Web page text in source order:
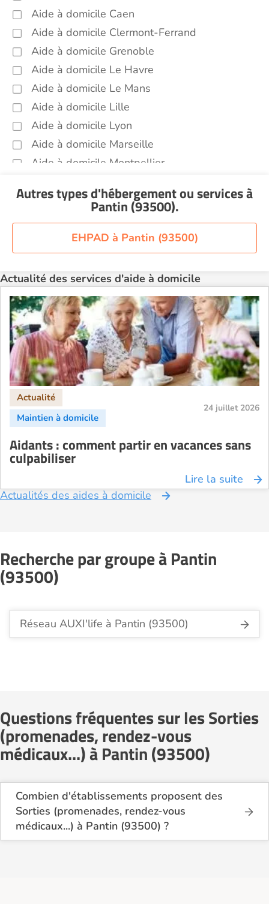
Autres aides à domicile Pantin (93500)
Voir toutes les aides à domicile à Pantin (93500)
Aide à domicile Caen
Aide à domicile Clermont-Ferrand
Aide à domicile Grenoble
Aide à domicile Le Havre
Aide à domicile Le Mans
Aide à domicile Lille
Aide à domicile Lyon
Aide à domicile Marseille
Aide à domicile Montpellier
Aide à domicile Nice
Aide à domicile Orléans
Aide à domicile Paris
Aide à domicile Perpignan
Aide à domicile Rennes
Aide à domicile Saint-Etienne
Aide à domicile Toulouse
Recherche par ville
Autres types d'hébergement ou servicesà
Pantin (93500).
EHPAD à Pantin (93500)
Actualité des services d'aide à domicile
24 juillet 2026
Aidants : comment partir en vacances sans
culpabiliser
Lire la suite
Actualités des aides à domicile
Recherche par groupe à Pantin
(93500)
Réseau AUXI'life à Pantin (93500)
Questions fréquentes sur les Sorties
(promenades, rendez-vous
médicaux...) à Pantin (93500)
Combien d'établissements proposent des
Sorties (promenades, rendez-vous
médicaux...) à Pantin (93500) ?
Sur le site Logement-seniors.com, on recense